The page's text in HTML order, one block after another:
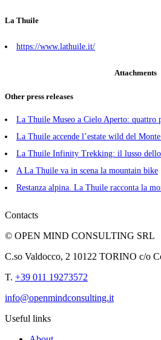
La Thuile
https://www.lathuile.it/
Attachments
Other press releases
La Thuile Museo a Cielo Aperto: quattro
La Thuile accende l’estate wild del
La Thuile Infinity Trekking: il lusso dello
A La Thuile va in scena la mountain bike
Restanza alpina. La Thuile racconta la
Contacts
© OPEN MIND CONSULTING SRL
C.so Valdocco, 2 10122 TORINO c/o
T. +39 011 19273572
info@openmindconsulting.it
Useful links